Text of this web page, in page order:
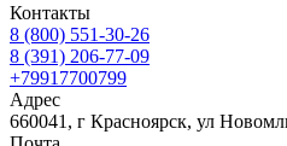
Контакты
8 (800) 551-30-26
8 (391) 206-77-09
+79917700799
Адрес
660041, г Красноярск, ул